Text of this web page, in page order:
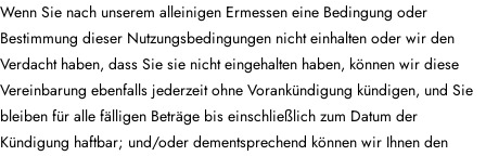
Wenn Sie nach unserem alleinigen Ermessen eine Bedingung oder
Bestimmung dieser Nutzungsbedingungen nicht einhalten oder wir den
Verdacht haben, dass Sie sie nicht eingehalten haben, können wir diese
Vereinbarung ebenfalls jederzeit ohne Vorankündigung kündigen, und Sie
bleiben für alle fälligen Beträge bis einschließlich zum Datum der
Kündigung haftbar; und/oder dementsprechend können wir Ihnen den